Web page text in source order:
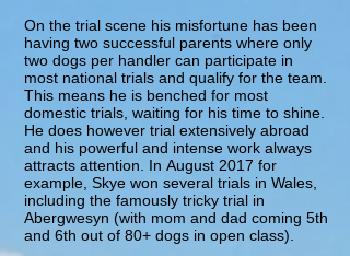
On the trial scene his misfortune has been
having two successful parents where only
two dogs per handler can participate in
most national trials and qualify for the team.
This means he is benched for most
domestic trials, waiting for his time to shine.
He does however trial extensively abroad
and his powerful and intense work always
attracts attention. In August 2017 for
example, Skye won several trials in Wales,
including the famously tricky trial in
Abergwesyn (with mom and dad coming 5th
and 6th out of 80+ dogs in open class).